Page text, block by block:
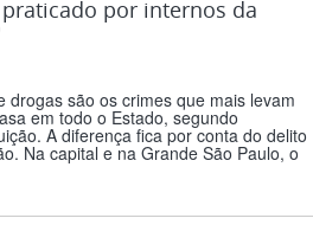
por internos da
drogas são os crimes que mais levam
em todo o Estado, segundo
A diferença fica por conta do delito
Na capital e na Grande São Paulo, o